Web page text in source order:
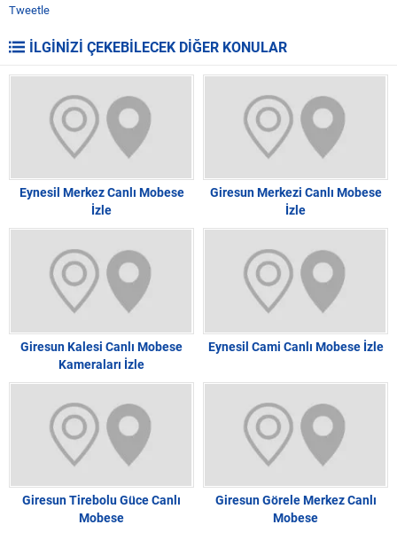
Tweetle
İLGİNİZİ ÇEKEBİLECEK DİĞER KONULAR
Eynesil Merkez Canlı Mobese
İzle
Giresun Merkezi Canlı Mobese
İzle
Giresun Kalesi Canlı Mobese
Kameraları İzle
Eynesil Cami Canlı Mobese İzle
Giresun Tirebolu Güce Canlı
Mobese
Giresun Görele Merkez Canlı
Mobese